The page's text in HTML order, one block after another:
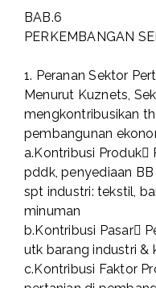
BAB.6
PERKEMBANGAN
1. Peranan Sektor
Menurut Kuznets,
mengkontribusikan
pembangunan
a.Kontribusi Produk
pddk, penyediaan
spt industri: tekstil,
minuman
b.Kontribusi Pasar
utk barang industri &
c.Kontribusi Faktor